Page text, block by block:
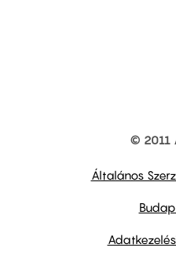
© 2011
Általános